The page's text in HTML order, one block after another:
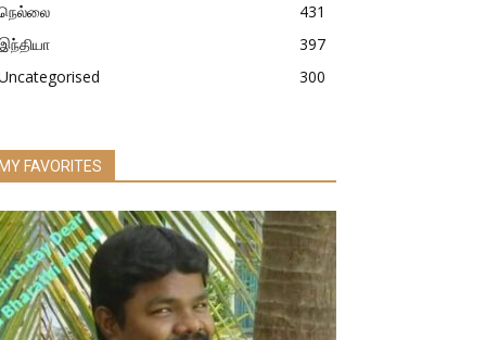
431
397
300
MY FAVORITES